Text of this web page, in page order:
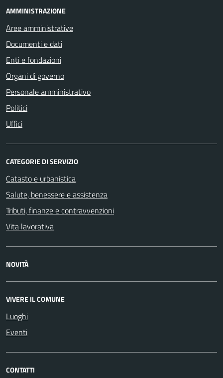
AMMINISTRAZIONE
Aree amministrative
Documenti e dati
Enti e fondazioni
Organi di governo
Personale amministrativo
Politici
Uffici
CATEGORIE DI SERVIZIO
Catasto e urbanistica
Salute, benessere e assistenza
Tributi, finanze e contravvenzioni
Vita lavorativa
NOVITÀ
VIVERE IL COMUNE
Luoghi
Eventi
CONTATTI